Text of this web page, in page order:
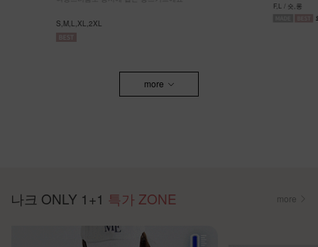
F,L / 숏,롱
F1,F2,F3
more
나크 ONLY 1+1 특가 ZONE more